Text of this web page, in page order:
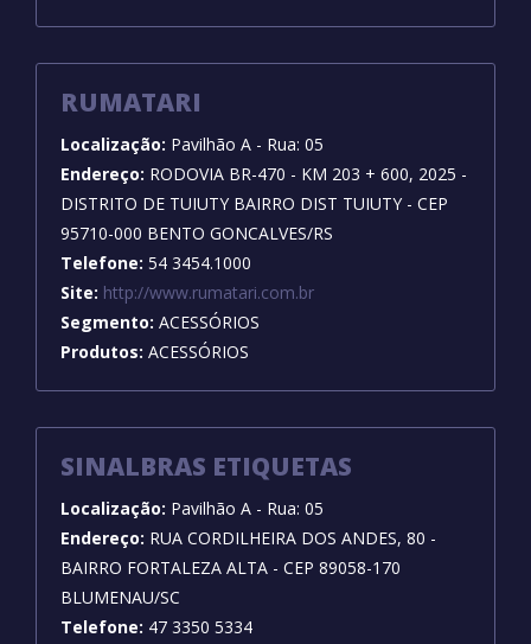
RUMATARI
Localização: Pavilhão A - Rua: 05
Endereço: RODOVIA BR-470 - KM 203 + 600, 2025 -
DISTRITO DE TUIUTY BAIRRO DIST TUIUTY - CEP
95710-000 BENTO GONCALVES/RS
Telefone: 54 3454.1000
Site: http://www.rumatari.com.br
Segmento: ACESSÓRIOS
Produtos: ACESSÓRIOS
SINALBRAS ETIQUETAS
Localização: Pavilhão A - Rua: 05
Endereço: RUA CORDILHEIRA DOS ANDES, 80 -
BAIRRO FORTALEZA ALTA - CEP 89058-170
BLUMENAU/SC
Telefone: 47 3350 5334